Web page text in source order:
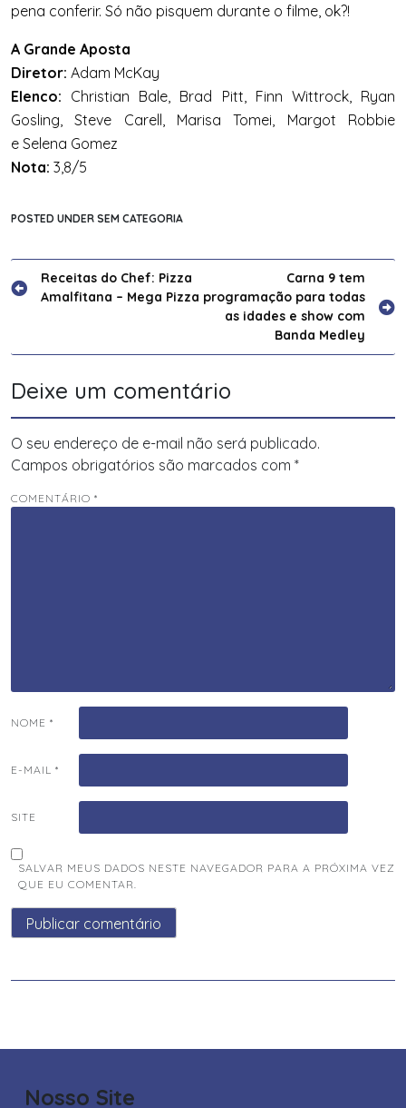
pena conferir. Só não pisquem durante o filme, ok?!
A Grande Aposta
Diretor: Adam McKay
Elenco: Christian Bale, Brad Pitt, Finn Wittrock, Ryan
Gosling, Steve Carell, Marisa Tomei, Margot Robbie
e Selena Gomez
Nota: 3,8/5
POSTED UNDER SEM CATEGORIA
Navegação
Receitas do Chef: Pizza
Amalfitana – Mega Pizza
Carna 9 tem
programação para todas
as idades e show com
Banda Medley
Deixe um comentário
O seu endereço de e-mail não será publicado.
Campos obrigatórios são marcados com *
COMENTÁRIO *
NOME *
E-MAIL *
SITE
SALVAR MEUS DADOS NESTE NAVEGADOR PARA A PRÓXIMA VEZ
QUE EU COMENTAR.
Nosso Site